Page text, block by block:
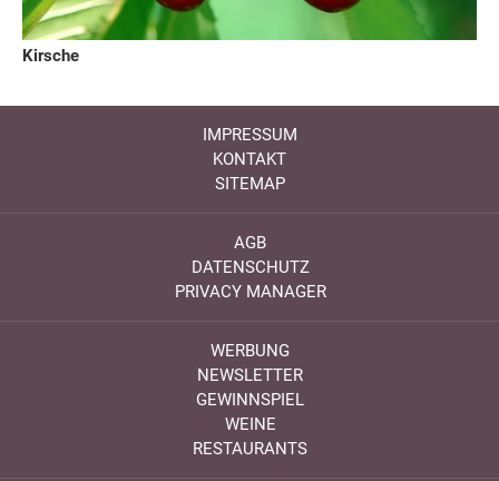
Kirsche
IMPRESSUM
KONTAKT
SITEMAP
AGB
DATENSCHUTZ
PRIVACY MANAGER
WERBUNG
NEWSLETTER
GEWINNSPIEL
WEINE
RESTAURANTS